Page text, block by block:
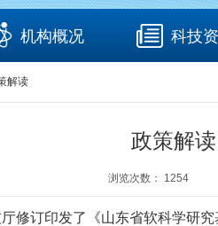
机构概况 科技
解读
政策解
浏览次数： 1254
修订印发了《山东省软科学研